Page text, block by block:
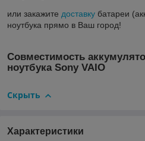
или закажите доставку батареи
ноутбука прямо в Ваш город!
Совместимость
ноутбука Sony VAIO
Скрыть
Характеристики